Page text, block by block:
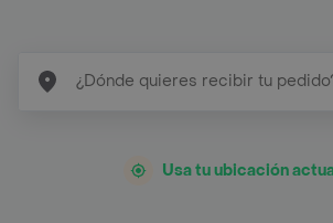
Usa tu ubicación